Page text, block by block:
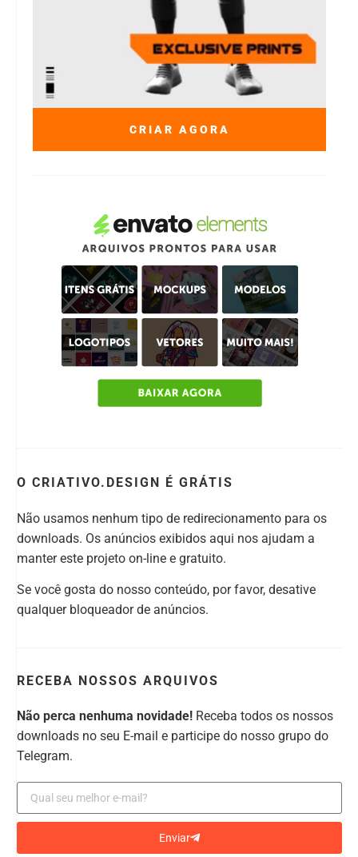
CRIAR AGORA
O CRIATIVO.DESIGN É GRÁTIS
Não usamos nenhum tipo de redirecionamento para os
downloads. Os anúncios exibidos aqui nos ajudam a
manter este projeto on-line e gratuito.
Se você gosta do nosso conteúdo, por favor, desative
qualquer bloqueador de anúncios.
RECEBA NOSSOS ARQUIVOS
Não perca nenhuma novidade! Receba todos os nossos
downloads no seu E-mail e participe do nosso grupo do
Telegram.
Enviar